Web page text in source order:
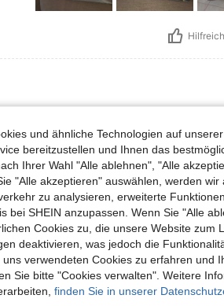
und ähnliche Technologien auf
bereitzustellen und Ihnen das
Ihrer Wahl "Alle ablehnen", "Alle
"Alle akzeptieren" auswählen, werden
zu analysieren, erweiterte
bei SHEIN anzupassen. Wenn Sie "Alle
Cookies zu, die unsere Website zum
deaktivieren, was jedoch die
verwendeten Cookies zu erfahren und
Sie bitte "Cookies verwalten". Weitere
finden Sie in unserer